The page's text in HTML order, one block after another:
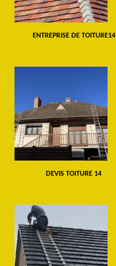
ENTREPRISE DE TOITURE14
DEVIS TOITURE 14